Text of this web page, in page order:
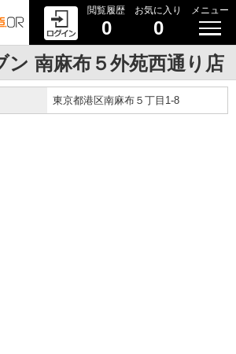
閲覧履歴
0
お気に入り
0
メニュー
ン 南麻布５外苑西通り店
東京都港区南麻布５丁目1-8